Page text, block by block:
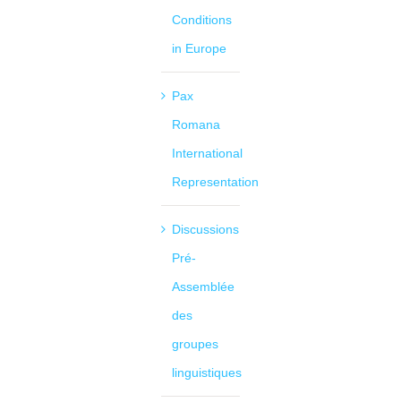
Conditions
in Europe
Pax
Romana
International
Representation
Discussions
Pré-
Assemblée
des
groupes
linguistiques